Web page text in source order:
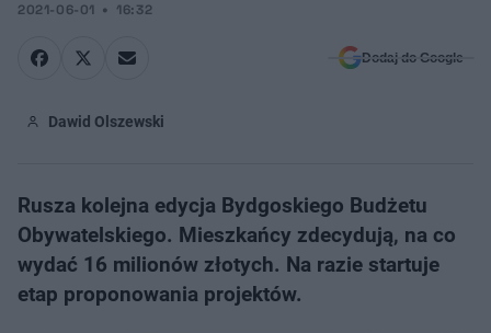
2021-06-01 16:32
Dodaj do Google
Dawid Olszewski
Rusza kolejna edycja Bydgoskiego Budżetu
Obywatelskiego. Mieszkańcy zdecydują, na co
wydać 16 milionów złotych. Na razie startuje
etap proponowania projektów.